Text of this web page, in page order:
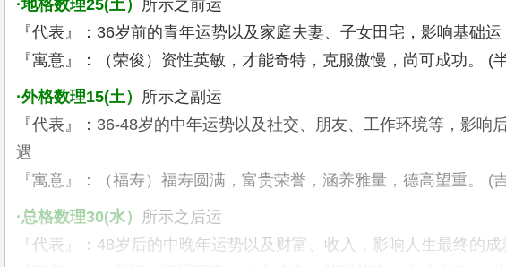
·地格数理25(土） 所示之前运
『代表』：36岁前的青年运势以及家庭夫妻、子女田宅，影响基础运
『寓意』：（荣俊）资性英敏，才能奇特，克服傲慢，尚可成功。 (
·外格数理15(土） 所示之副运
『代表』：36-48岁的中年运势以及社交、朋友、工作环境等，影响
遇
『寓意』：（福寿）福寿圆满，富贵荣誉，涵养雅量，德高望重。 (
·总格数理30(水） 所示之后运
『代表』：48岁后的中晚年运势以及财富、收入，影响人生最终的成